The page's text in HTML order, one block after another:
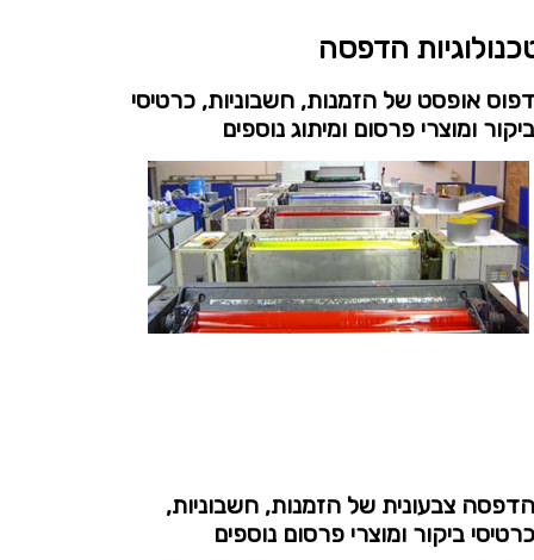
הדפסה
דפוס אופסט של הזמנות, חשבוניות, כרטיסי
ביקור ומוצרי פרסום ומיתוג נוספים
הדפסה צבעונית של הזמנות, חשבוניות,
כרטיסי ביקור ומוצרי פרסום נוספים